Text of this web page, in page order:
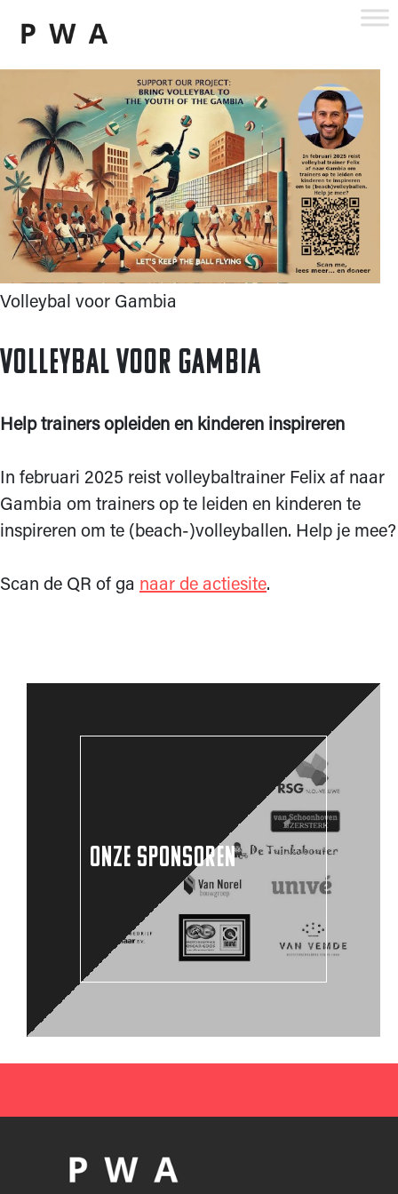
content
Volleybal voor Gambia
Volleybal voor Gambia
Help trainers opleiden en kinderen inspireren
In februari 2025 reist volleybaltrainer Felix af naar
Gambia om trainers op te leiden en kinderen te
inspireren om te (beach-)volleyballen. Help je mee?
Scan de QR of ga naar de actiesite.
ONZE SPONSOREN